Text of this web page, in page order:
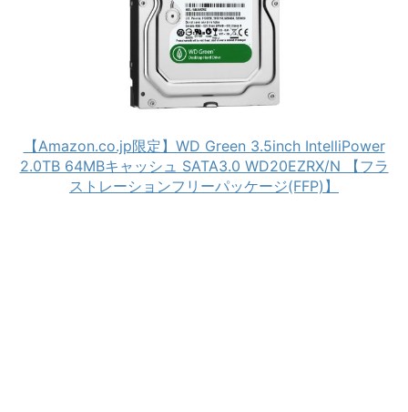
【Amazon.co.jp限定】WD Green 3.5inch IntelliPower
2.0TB 64MBキャッシュ SATA3.0 WD20EZRX/N 【フラ
ストレーションフリーパッケージ(FFP)】